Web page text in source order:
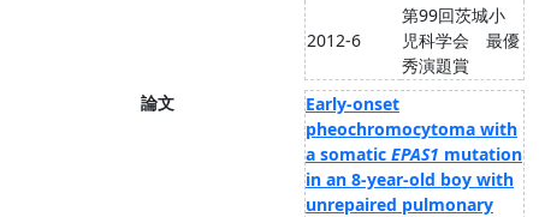
2012-6
第99回茨城小
児科学会 最優
秀演題賞
論文
Early-onset
pheochromocytoma with
a somatic EPAS1 mutation
in an 8-year-old boy with
unrepaired pulmonary